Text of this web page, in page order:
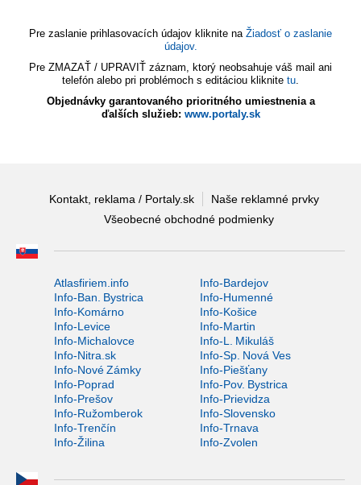
Pre zaslanie prihlasovacích údajov kliknite na Žiadosť o zaslanie
údajov.
Pre ZMAZAŤ / UPRAVIŤ záznam, ktorý neobsahuje váš mail ani
telefón alebo pri problémoch s editáciou kliknite tu.
Objednávky garantovaného prioritného umiestnenia a
ďalších služieb: www.portaly.sk
Kontakt, reklama / Portaly.sk
Naše reklamné prvky
Všeobecné obchodné podmienky
Atlasfiriem.info
Info-Bardejov
Info-Ban. Bystrica
Info-Humenné
Info-Komárno
Info-Košice
Info-Levice
Info-Martin
Info-Michalovce
Info-L. Mikuláš
Info-Nitra.sk
Info-Sp. Nová Ves
Info-Nové Zámky
Info-Piešťany
Info-Poprad
Info-Pov. Bystrica
Info-Prešov
Info-Prievidza
Info-Ružomberok
Info-Slovensko
Info-Trenčín
Info-Trnava
Info-Žilina
Info-Zvolen